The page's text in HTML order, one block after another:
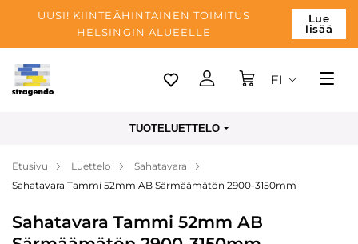
UUSI! KIINTEÄHINTAINEN TOIMITUS
HELSINGIN ALUEELLE
Lue
lisää
Tallinn
Maksu
Blogi
FI
TUOTELUETTELO
Etusivu Luettelo
Sahatavara
Sahatavara Tammi 52mm AB Särmäämätön 2900-3150mm
Sahatavara Tammi 52mm AB